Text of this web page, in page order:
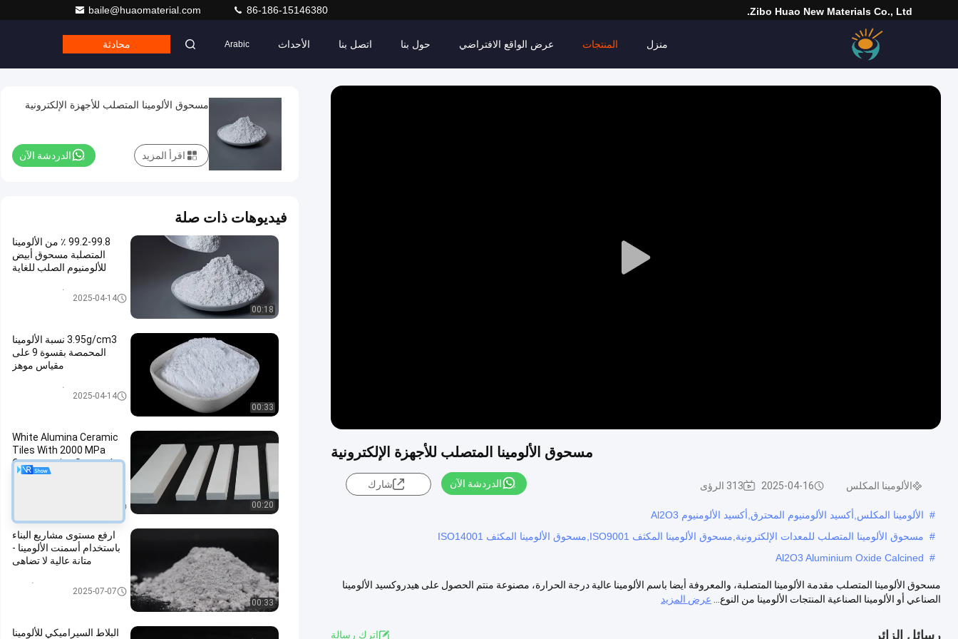
Zibo Huao New Materials Co., Ltd.
baile@huaomaterial.com 86-186-15146380
منزل المنتجات عرض الواقع الافتراضي حول بنا اتصل بنا الأحداث Arabic محادثة
Play
مسحوق الألومينا المتصلب للأجهزة الإلكترونية
الألومينا المكلس 2025-04-16 313 الرؤى الدردشة الآن شارك
# الألومينا المكلس,أكسيد الألومنيوم المحترق,أكسيد الألومنيوم Al2O3
# مسحوق الألومينا المتصلب للمعدات الإلكترونية,مسحوق الألومينا المكثف ISO9001,مسحوق الألومينا المكثف ISO14001
#
Al2O3 Aluminium Oxide Calcined
مسحوق الألومينا المتصلب مقدمة الألومينا المتصلبة، والمعروفة أيضا باسم الألومينا عالية درجة الحرارة، مصنوعة منتم الحصول على هيدروكسيد الألومينا
الصناعي أو الألومينا الصناعية المنتجات الألومينا من النوع...
عرض المزيد
رسائل الزائر اترك رسالة
مسحوق الألومينا المتصلب للأجهزة الإلكترونية
الدردشة الآن اقرأ المزيد
فيديوهات ذات صلة
00:18
99.2-99.8 ٪ من الألومينا
المتصلبة مسحوق أبيض
للألومنيوم الصلب للغاية
2025-04-14
00:33
3.95g/cm3 نسبة الألومينا
المحمصة بقسوة 9 على
مقياس موهز
2025-04-14
00:20
White Alumina Ceramic
Tiles With 2000 MPa
Compressive Strength
And 9 On Mohs Scale
00:33
ارفع مستوى مشاريع البناء
باستخدام أسمنت الألومينا -
متانة عالية لا تضاهى
البلاط السيراميكي من الألومينا
2025-07-07
البلاط السيراميكي للألومينا